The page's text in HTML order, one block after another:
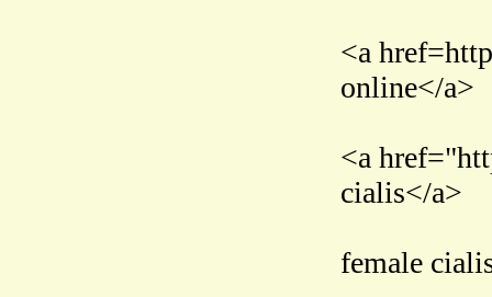
<a
online</a>
<a
cialis</a>
female